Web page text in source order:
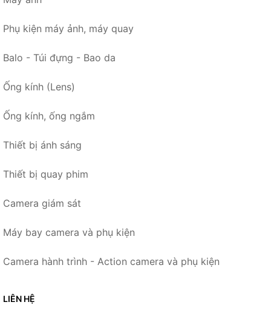
Phụ kiện máy ảnh, máy quay
Balo - Túi đựng - Bao da
Ống kính (Lens)
Ống kính, ống ngắm
Thiết bị ánh sáng
Thiết bị quay phim
Camera giám sát
Máy bay camera và phụ kiện
Camera hành trình - Action camera và phụ kiện
LIÊN HỆ